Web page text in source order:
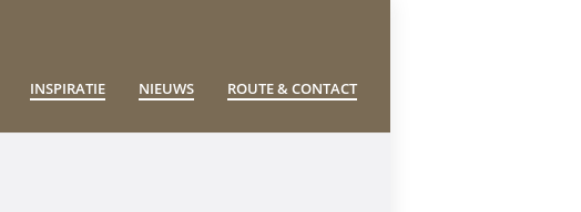
INSPIRATIE NIEUWS ROUTE & CONTACT